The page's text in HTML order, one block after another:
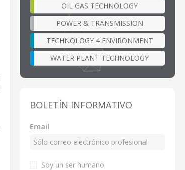
OIL GAS TECHNOLOGY
POWER & TRANSMISSION
TECHNOLOGY 4 ENVIRONMENT
WATER PLANT TECHNOLOGY
BOLETÍN INFORMATIVO
Email
Soy un ser humano